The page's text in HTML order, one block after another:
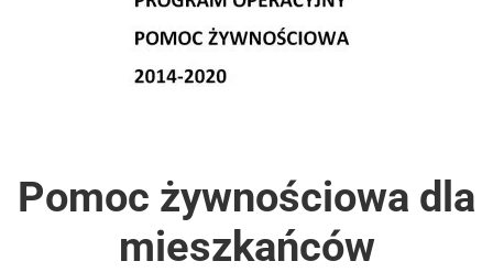
Pomoc żywnościowa dla
mieszkańców